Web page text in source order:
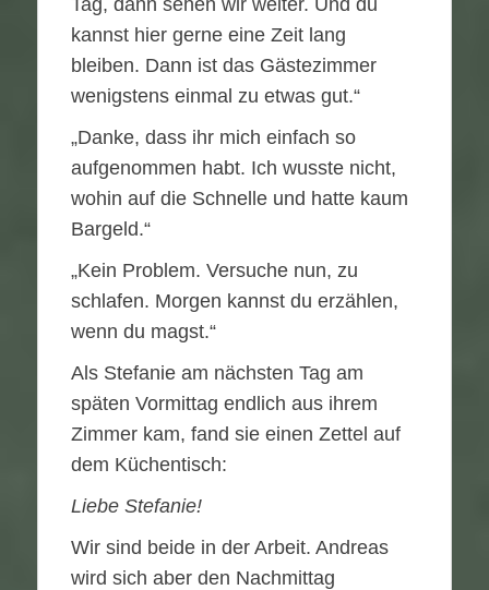
Tag, dann sehen wir weiter. Und du
kannst hier gerne eine Zeit lang
bleiben. Dann ist das Gästezimmer
wenigstens einmal zu etwas gut.“
„Danke, dass ihr mich einfach so
aufgenommen habt. Ich wusste nicht,
wohin auf die Schnelle und hatte kaum
Bargeld.“
„Kein Problem. Versuche nun, zu
schlafen. Morgen kannst du erzählen,
wenn du magst.“
Als Stefanie am nächsten Tag am
späten Vormittag endlich aus ihrem
Zimmer kam, fand sie einen Zettel auf
dem Küchentisch:
Liebe Stefanie!
Wir sind beide in der Arbeit. Andreas
wird sich aber den Nachmittag